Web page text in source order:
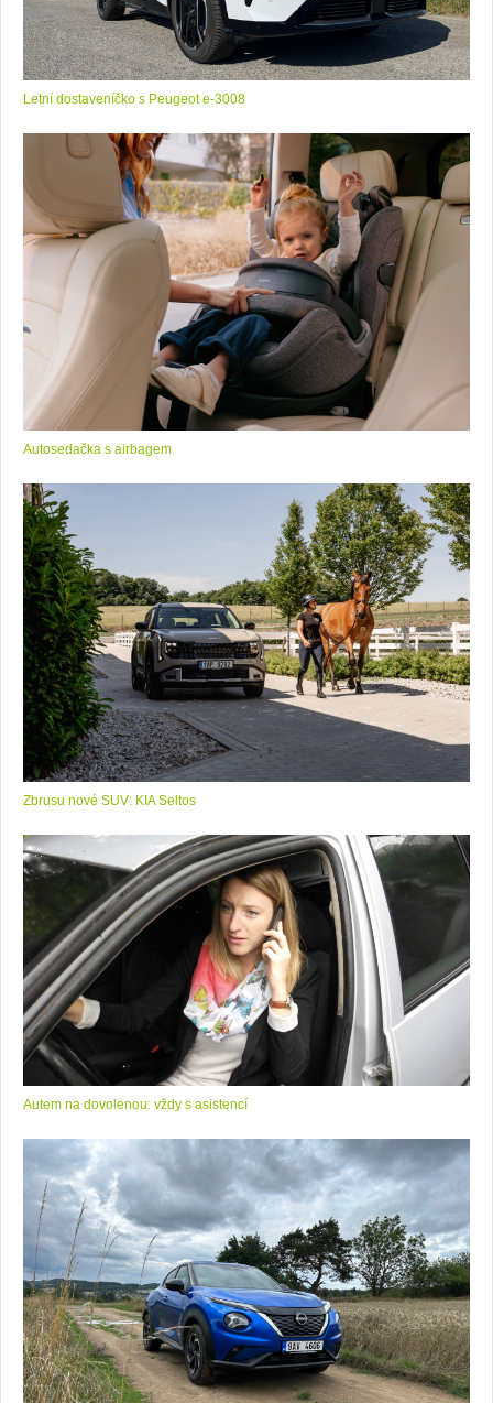
Letní dostaveníčko s Peugeot e-3008
Autosedačka s airbagem
Zbrusu nové SUV: KIA Seltos
Autem na dovolenou: vždy s asistencí